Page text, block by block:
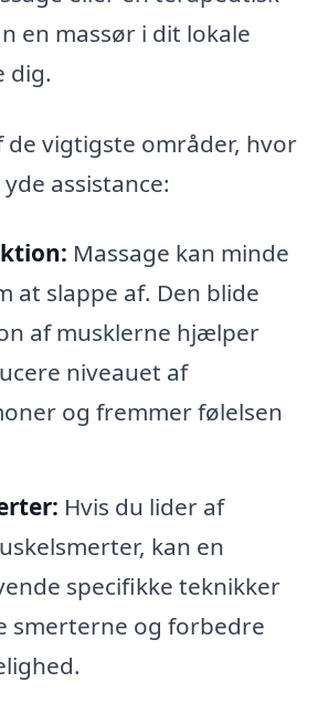
en massør i dit lokale
dig.
de vigtigste områder, hvor
assistance:
Massage kan minde
at slappe af. Den blide
af musklerne hjælper
niveauet af
og fremmer følelsen
Hvis du lider af
kan en
specifikke teknikker
smerterne og forbedre